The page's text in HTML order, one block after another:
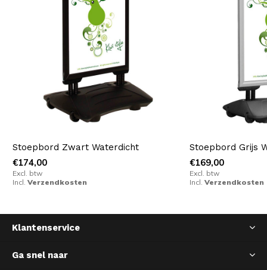
Stoepbord Zwart Waterdicht
€174,00
Excl. btw
Incl. Verzendkosten
Stoepbord Grijs
€169,00
Excl. btw
Incl. Verzendkosten
Klantenservice
Ga snel naar